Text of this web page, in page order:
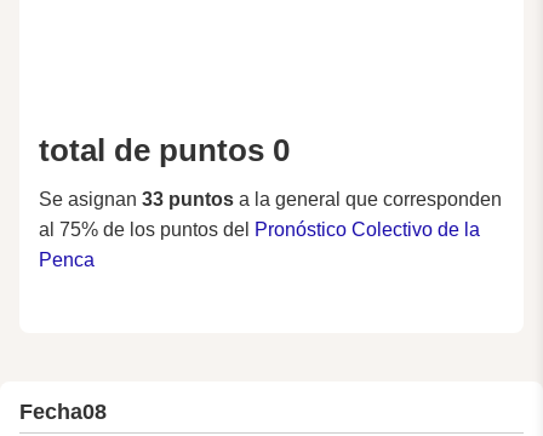
total de puntos 0
Se asignan 33 puntos a la general que corresponden
al 75% de los puntos del Pronóstico Colectivo de la
Penca
Fecha08